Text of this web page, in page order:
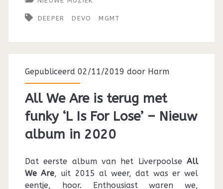
DEEPER DEVO MGMT
Gepubliceerd 02/11/2019 door Harm
All We Are is terug met
funky ‘L Is For Lose’ – Nieuw
album in 2020
Dat eerste album van het LiverpoolseAll
We Are, uit 2015 al weer, dat was er wel
eentje, hoor. Enthousiast waren we,